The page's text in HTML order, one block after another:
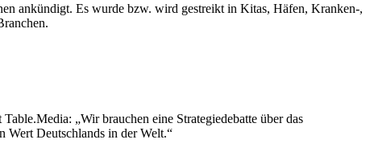
ankündigt. Es wurde bzw. wird gestreikt in Kitas, Häfen, Kranken-,
„Wir brauchen eine Strategiedebatte über das
Wert Deutschlands in der Welt.“